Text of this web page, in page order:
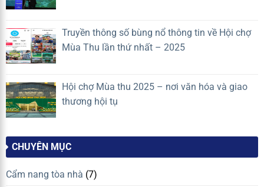
Truyền thông số bùng nổ thông tin về Hội chợ
Mùa Thu lần thứ nhất – 2025
Hội chợ Mùa thu 2025 – nơi văn hóa và giao
thương hội tụ
CHUYÊN MỤC
Cẩm nang tòa nhà (7)